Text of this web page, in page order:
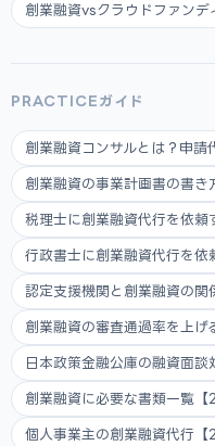
創業融資vsクラウドファンデ
PRACTICEガイド
創業融資コンサルとは？申請
創業融資の事業計画書の書き
税理士に創業融資代行を依頼
行政書士に創業融資代行を依
認定支援機関と創業融資の関
創業融資の審査通過率を上げ
日本政策金融公庫の融資面
創業融資に必要な書類一覧【
個人事業主の創業融資代行【